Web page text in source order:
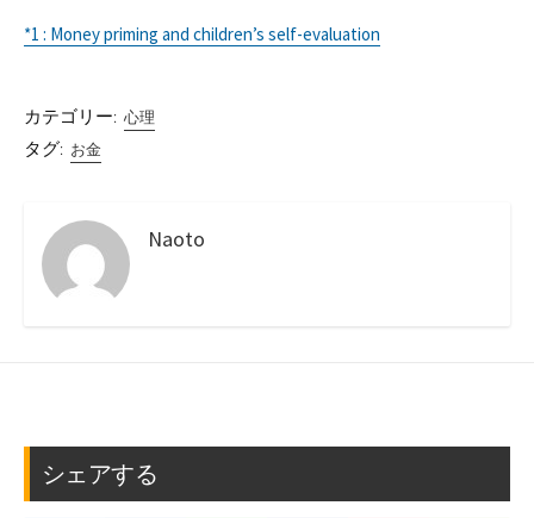
*1 : Money priming and children’s self-evaluation
カテゴリー: 心理
タグ: お金
Naoto
シェアする